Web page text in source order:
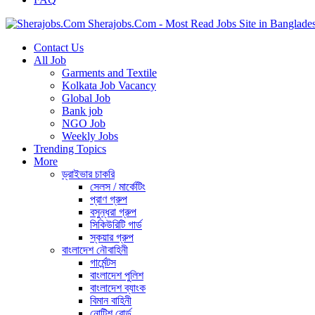
Sherajobs.Com - Most Read Jobs Site in
Contact Us
All Job
Garments and Textile
Kolkata Job Vacancy
Global Job
Bank job
NGO Job
Weekly Jobs
Trending Topics
More
ড্রাইভার চাকরি
সেলস / মার্কেটিং
প্রাণ গ্রুপ
বসুন্ধরা গ্রুপ
সিকিউরিটি গার্ড
স্কয়ার গ্রুপ
বাংলাদেশ নৌবাহিনী
গার্মেন্টস
বাংলাদেশ পুলিশ
বাংলাদেশ ব্যাংক
বিমান বাহিনী